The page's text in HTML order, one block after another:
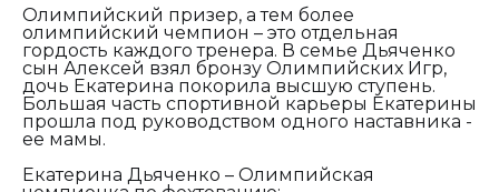
Олимпийский призер, а тем более
олимпийский чемпион – это отдельная
гордость каждого тренера. В семье Дьяченко
сын Алексей взял бронзу Олимпийских Игр,
дочь Екатерина покорила высшую ступень.
Большая часть спортивной карьеры Екатерины
прошла под руководством одного наставника -
ее мамы.
Екатерина Дьяченко – Олимпийская